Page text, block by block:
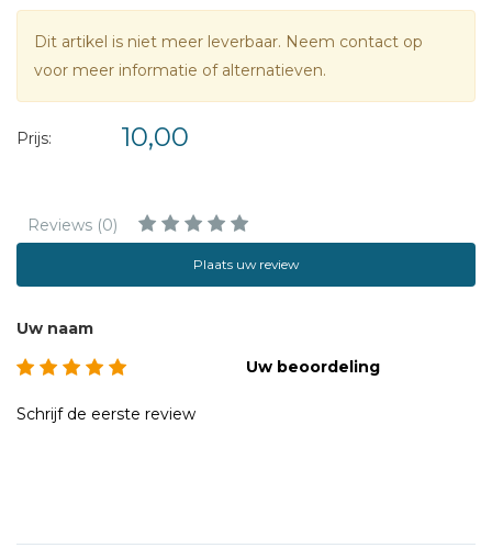
Tony Mitton
daarna in het basisonderwijs. Hij is dichter en woont met
zijn gezin in Cambridge.
Dit artikel is niet meer leverbaar. Neem contact op
voor meer informatie of alternatieven.
Prijs: 10,00
Reviews (0)
Plaats uw review
Uw naam
Uw beoordeling
Schrijf de eerste review